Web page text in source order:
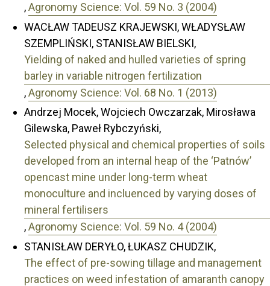
,Agronomy Science: Vol. 59 No. 3 (2004)
WACŁAW TADEUSZ KRAJEWSKI, WŁADYSŁAW
SZEMPLIŃSKI, STANISŁAW BIELSKI,
Yielding of naked and hulled varieties of spring
barley in variable nitrogen fertilization
,Agronomy Science: Vol. 68 No. 1 (2013)
Andrzej Mocek, Wojciech Owczarzak, Mirosława
Gilewska, Paweł Rybczyński,
Selected physical and chemical properties of soils
developed from an internal heap of the ‘Patnów’
opencast mine under long-term wheat
monoculture and incluenced by varying doses of
mineral fertilisers
,Agronomy Science: Vol. 59 No. 4 (2004)
STANISŁAW DERYŁO, ŁUKASZ CHUDZIK,
The effect of pre-sowing tillage and management
practices on weed infestation of amaranth canopy